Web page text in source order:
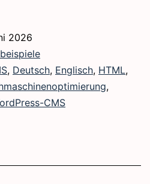
2026
, Deutsch, Englisch, HTML,
,
CMS